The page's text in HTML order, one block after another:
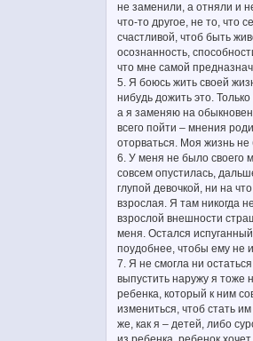
не заменили, а отняли и
что-то другое, не то, что
счастливой, чтоб быть
осознанность,
что мне самой
5. Я боюсь жить своей
нибудь дожить это.
а я заменяю на
всего пойти – мнения
оторваться. Моя жизнь
6. У меня не было своего
совсем опустилась,
глупой девочкой, ни на
взрослая. Я там никогда
взрослой внешности
меня. Остался
поудобнее, чтобы ему не
7. Я не смогла ни
выпустить наружу я тоже
ребенка, который к ним
измениться, чтоб стать
же, как я – детей, либо